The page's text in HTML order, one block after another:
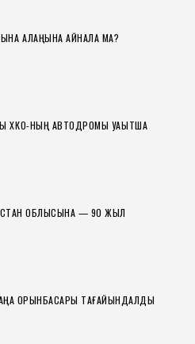
АЛАҢЫНА АЙНАЛА МА?
ХҚКО-НЫҢ АВТОДРОМЫ УАҚЫТША
ОБЛЫСЫНА — 90 ЖЫЛ
ЖАҢА ОРЫНБАСАРЫ ТАҒАЙЫНДАЛДЫ